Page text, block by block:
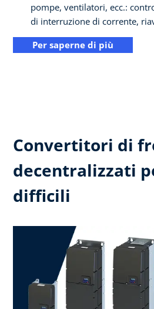
pompe, ventilatori, ecc.:
di interruzione di corrente,
Per saperne di più
Convertitori di
decentralizzati
difficili